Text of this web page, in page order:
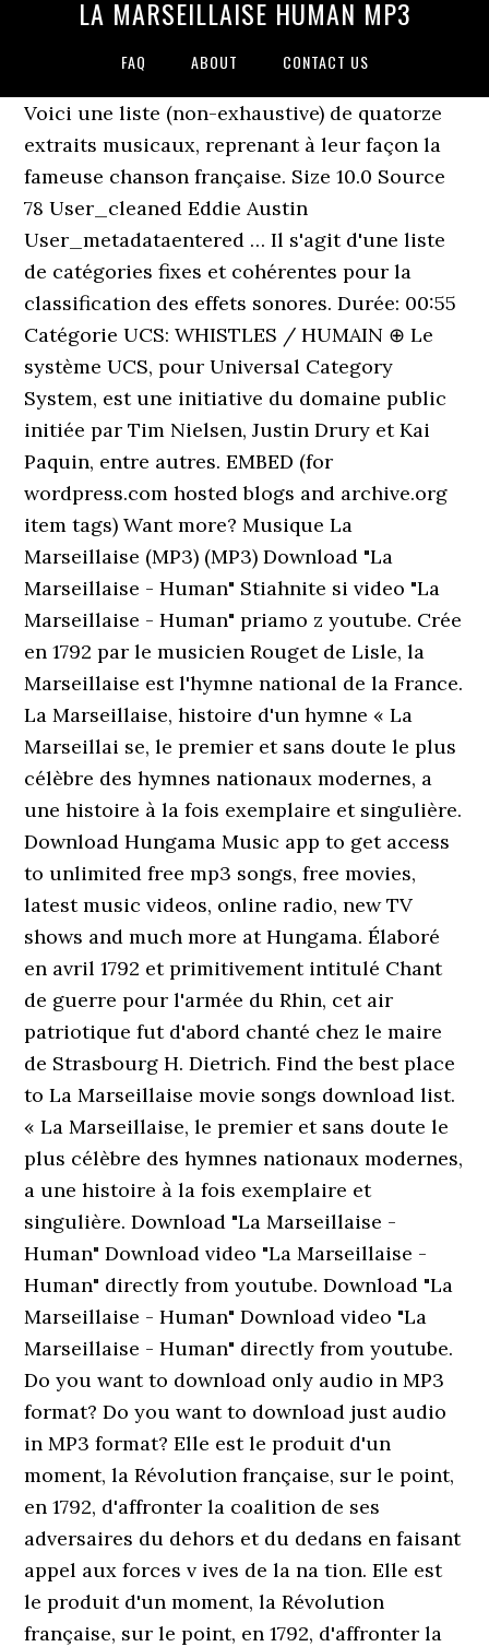
LA MARSEILLAISE HUMAN MP3
FAQ ABOUT CONTACT US
Voici une liste (non-exhaustive) de quatorze
extraits musicaux, reprenant à leur façon la
fameuse chanson française. Size 10.0 Source
78 User_cleaned Eddie Austin
User_metadataentered … Il s'agit d'une liste
de catégories fixes et cohérentes pour la
classification des effets sonores. Durée: 00:55
Catégorie UCS: WHISTLES / HUMAIN ⊕ Le
système UCS, pour Universal Category
System, est une initiative du domaine public
initiée par Tim Nielsen, Justin Drury et Kai
Paquin, entre autres. EMBED (for
wordpress.com hosted blogs and archive.org
itemtags) Want more? Musique La
Marseillaise (MP3) (MP3) Download "La
Marseillaise - Human" Stiahnite si video "La
Marseillaise - Human" priamo z youtube. Crée
en 1792 par le musicien Rouget de Lisle, la
Marseillaise est l'hymne national de la France.
La Marseillaise, histoire d'un hymne « La
Marseillai se, le premier et sans doute le plus
célèbre des hymnes nationaux modernes, a
une histoire à la fois exemplaire et singulière.
Download Hungama Music app to get access
to unlimited free mp3 songs, free movies,
latest music videos, online radio, new TV
shows and much more at Hungama. Élaboré
en avril 1792 et primitivement intitulé Chant
de guerre pour l'armée du Rhin, cet air
patriotique fut d'abord chanté chez le maire
de Strasbourg H. Dietrich. Find the best place
to La Marseillaise movie songs download list.
« La Marseillaise, le premier et sans doute le
plus célèbre des hymnes nationaux modernes,
a une histoire à la fois exemplaire et
singulière. Download "La Marseillaise -
Human" Download video "La Marseillaise -
Human" directly from youtube. Download "La
Marseillaise - Human" Download video "La
Marseillaise - Human" directly from youtube.
Do you want to download only audio in MP3
format? Do you want to download just audio
in MP3 format? Elle est le produit d'un
moment, la Révolution française, sur le point,
en 1792, d'affronter la coalition de ses
adversaires du dehors et du dedans en faisant
appel aux forces v ives de la na tion. Elle est
le produit d'un moment, la Révolution
française, sur le point, en 1792, d'affronter la